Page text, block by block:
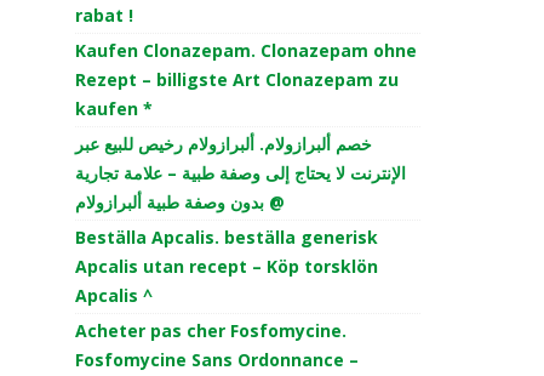
rabat !
Kaufen Clonazepam. Clonazepam ohne
Rezept – billigste Art Clonazepam zu
kaufen *
خصم ألبرازولام. ألبرازولام رخيص للبيع عبر
الإنترنت لا يحتاج إلى وصفة طبية – علامة تجارية
بدون وصفة طبية ألبرازولام @
Beställa Apcalis. beställa generisk
Apcalis utan recept – Köp torsklön
Apcalis ^
Acheter pas cher Fosfomycine.
Fosfomycine Sans Ordonnance –